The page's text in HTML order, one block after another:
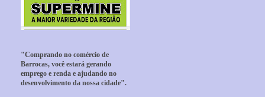
"Comprando no comércio de
Barrocas, você estará gerando
emprego e renda e ajudando no
desenvolvimento da nossa cidade".